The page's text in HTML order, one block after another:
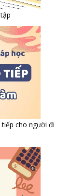
tiếp cho người đi